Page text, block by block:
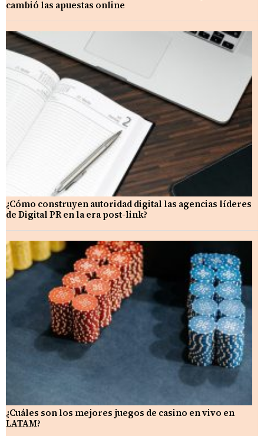
cambió las apuestas online
¿Cómo construyen autoridad digital las agencias líderes
de Digital PR en la era post-link?
¿Cuáles son los mejores juegos de casino en vivo en
LATAM?